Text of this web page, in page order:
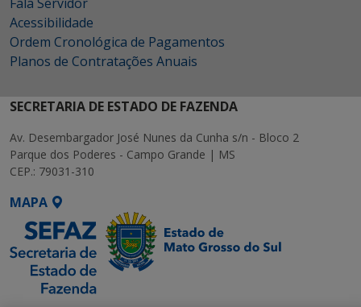
Acessibilidade
Ordem Cronológica de Pagamentos
Planos de Contratações Anuais
SECRETARIA DE ESTADO DE FAZENDA
Av. Desembargador José Nunes da Cunha s/n - Bloco 2
Parque dos Poderes - Campo Grande | MS
CEP.: 79031-310
MAPA